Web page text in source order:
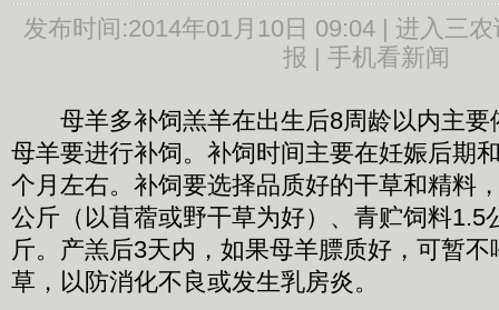
发布时间:2014年01月10日 09:04 | 进入三农
报 | 手机看新闻
母羊多补饲羔羊在出生后8周龄以内主要
母羊要进行补饲。补饲时间主要在妊娠后期
个月左右。补饲要选择品质好的干草和精料
公斤（以苜蓿或野干草为好）、青贮饲料1.5
斤。产羔后3天内，如果母羊膘质好，可暂
草，以防消化不良或发生乳房炎。